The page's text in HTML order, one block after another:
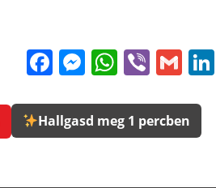
FacebookViber
Hallgasd meg 1 percben